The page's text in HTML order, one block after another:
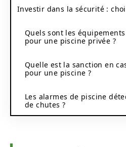
Investir dans la sécurité :
Quels sont les
pour une piscine privée ?
Quelle est la sanction en
pour une piscine ?
Les alarmes de piscine
de chutes ?